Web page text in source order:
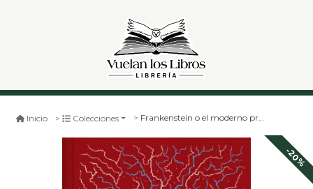
Inicio Colecciones Frankenstein o el moderno prometeo
-20%